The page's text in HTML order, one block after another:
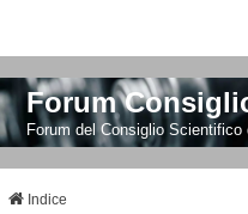
Forum
Forum del Consiglio Scientifico
Indice